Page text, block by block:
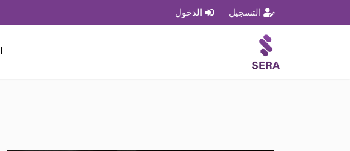
التسجيل الدخول